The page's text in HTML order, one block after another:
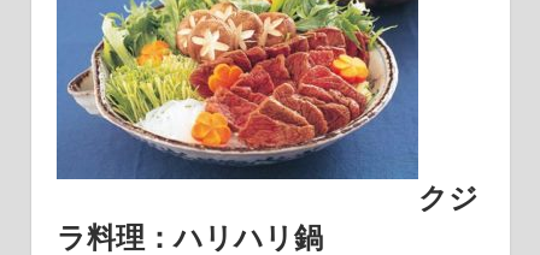
クジ
ラ料理：ハリハリ鍋